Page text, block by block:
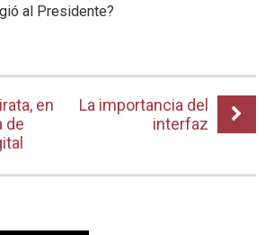
al Presidente?
en
de
La importancia del
interfaz